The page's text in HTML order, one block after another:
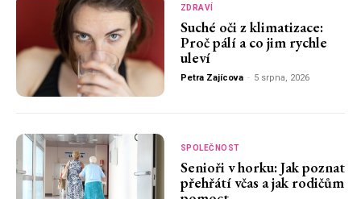
ZDRAVÍ
Suché oči z klimatizace:
Proč pálí a co jim rychle
uleví
Petra Zajícova - 5 srpna, 2026
SPOLEČNOST
Senioři v horku: Jak poznat
přehřátí včas a jak rodičům